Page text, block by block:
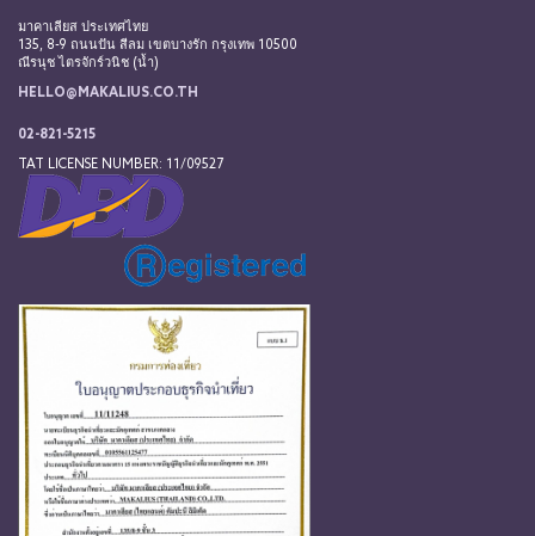
มาคาเลียส ประเทศไทย
135, 8-9 ถนนปัน สีลม เขตบางรัก กรุงเทพ 10500
ณีรนุช ไตรจักร์วนิช (น้ำ)
HELLO@MAKALIUS.CO.TH
02-821-5215
TAT LICENSE NUMBER: 11/09527